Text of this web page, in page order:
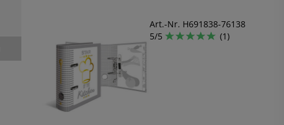
Art.-Nr. H691838-76138
5/5
(1)